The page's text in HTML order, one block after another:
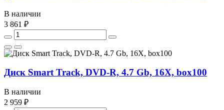
В наличии
3 861 ₽
Диск Smart Track, DVD-R, 4.7 Gb, 16X, box100
В наличии
2 959 ₽